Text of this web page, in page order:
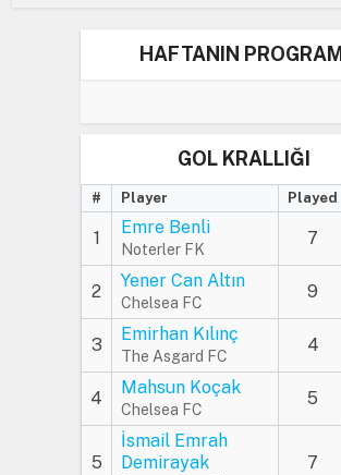
HAFTANIN PROGRAMI
GOL KRALLIĞI
# Player Played
1
Emre Benli
Noterler FK
7
2
Yener Can Altın
Chelsea FC
9
3
Emirhan Kılınç
The Asgard FC
4
4
Mahsun Koçak
Chelsea FC
5
5
İsmail Emrah
Demirayak
7